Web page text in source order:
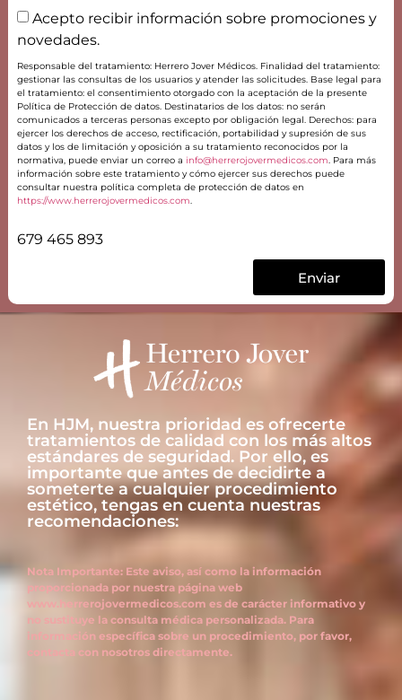
Acepto recibir información sobre promociones y
novedades.
Responsable del tratamiento: Herrero Jover Médicos. Finalidad del tratamiento:
gestionar las consultas de los usuarios y atender las solicitudes. Base legal para
el tratamiento: el consentimiento otorgado con la aceptación de la presente
Política de Protección de datos. Destinatarios de los datos: no serán
comunicados a terceras personas excepto por obligación legal. Derechos: para
ejercer los derechos de acceso, rectificación, portabilidad y supresión de sus
datos y los de limitación y oposición a su tratamiento reconocidos por la
normativa, puede enviar un correo a info@herrerojovermedicos.com. Para más
información sobre este tratamiento y cómo ejercer sus derechos puede
consultar nuestra política completa de protección de datos en
https://www.herrerojovermedicos.com.
679 465 893
Enviar
En HJM, nuestra prioridad es ofrecerte
tratamientos de calidad con los más altos
estándares de seguridad. Por ello, es
importante que antes de decidirte a
someterte a cualquier procedimiento
estético, tengas en cuenta nuestras
recomendaciones:
Nota Importante: Este aviso, así como la información
proporcionada por nuestra página web
www.herrerojovermedicos.com es de carácter informativo y
no sustituye la consulta médica personalizada. Para
información específica sobre un procedimiento, por favor,
contacta con nosotros directamente.